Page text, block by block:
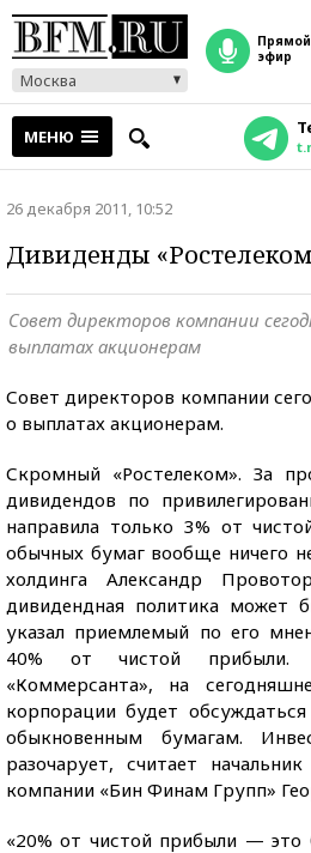
Москва
прямой
эфир
МЕНЮ
26 декабря 2011, 10:52
Дивиденды
Совет директоров компании
выплатах акционерам
Совет директоров компании
о выплатах акционерам.
Скромный «Ростелеком». За
дивидендов по
направила только 3% от
обычных бумаг вообще ничего
холдинга Александр
дивидендная политика может
указал приемлемый по его
40% от чистой
«Коммерсанта», на
корпорации будет
обыкновенным бумагам.
разочарует, считает
компании «Бин Финам Групп»
«20% от чистой прибыли — это